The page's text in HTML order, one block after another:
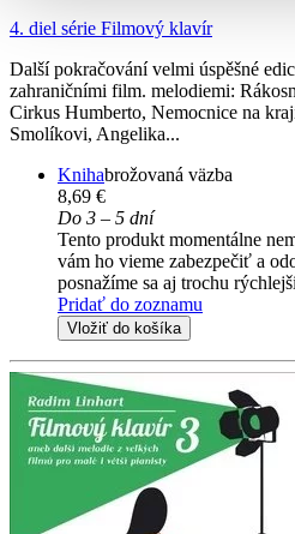
4. diel série Filmový klavír
Další pokračování velmi úspěšné
zahraničními film. melodiemi:
Cirkus Humberto, Nemocnice na
Smolíkovi, Angelika...
Knihabrožovaná väzba
8,69 €
Do 3 – 5 dní
Tento produkt momentálne
vám ho vieme zabezpečiť a
posnažíme sa aj trochu
Pridať do zoznamu
Vložiť do košíka